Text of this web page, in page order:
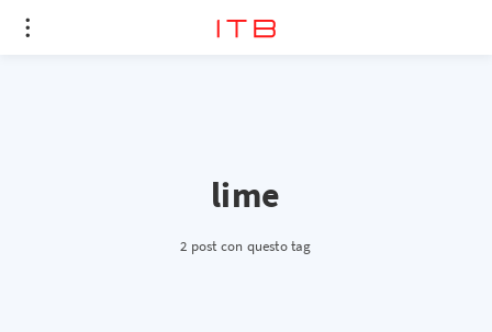
lime
2 post con questo tag